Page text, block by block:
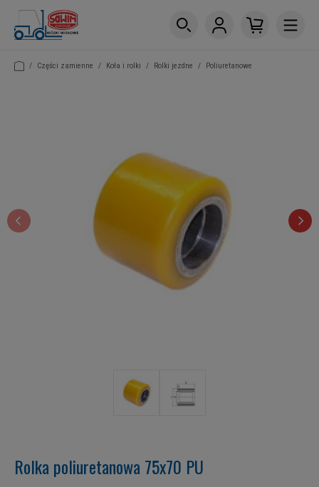
/ Części zamienne / Koła i rolki / Rolki jezdne / Poliuretanowe
Rolka poliuretanowa 75x70 PU